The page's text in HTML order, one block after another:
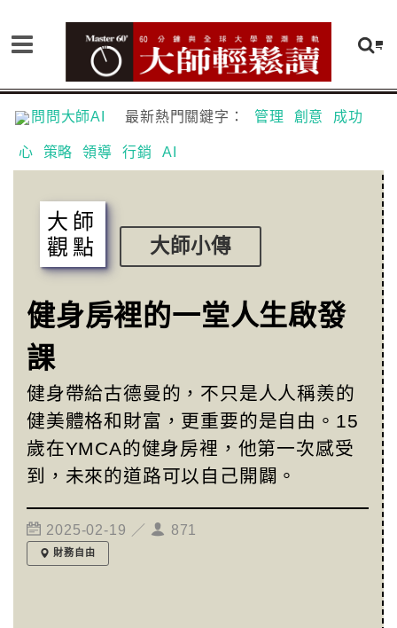
問問大師AI 最新熱門關鍵字： 管理 創意 成功
心 策略 領導 行銷 AI
大師
觀點
大師小傳
健身房裡的一堂人生啟發
課
健身帶給古德曼的，不只是人人稱羨的
健美體格和財富，更重要的是自由。15
歲在YMCA的健身房裡，他第一次感受
到，未來的道路可以自己開闢。
2025-02-19 ／ 871
財務自由